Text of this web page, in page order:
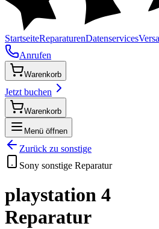
StartseiteReparaturenDatenservices
Anrufen
Warenkorb
Jetzt buchen
Warenkorb
Menü öffnen
Zurück zu sonstige
Sony sonstige Reparatur
playstation 4
Reparatur